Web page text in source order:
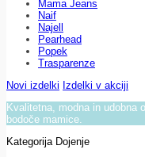
Mama Jeans
Naif
Najell
Pearhead
Popek
Trasparenze
Novi izdelki Izdelki v akciji
Kvalitetna, modna in udobna
bodoče mamice.
Kategorija Dojenje